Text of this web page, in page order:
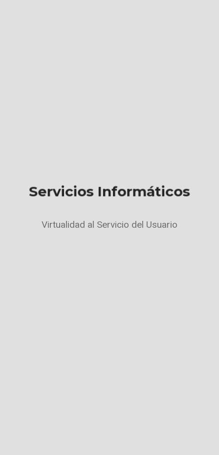
Servicios Informáticos
Virtualidad al Servicio del Usuario